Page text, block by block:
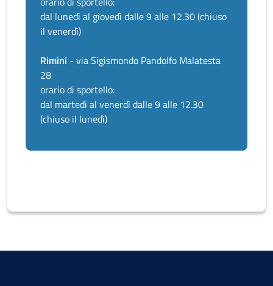
dal lunedì al giovedì dalle 9 alle 12.30 (chiuso
il venerdì)
Rimini - via Sigismondo Pandolfo Malatesta
28
orario di sportello:
dal martedì al venerdì dalle 9 alle 12.30
(chiuso il lunedì)